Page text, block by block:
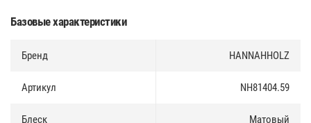
Плинтус имеет декоративное покрытие TOPLINE c 3D эффектом,
что делает тактильные ощущения близкие к натуральной
обеспечивают высокую эксплуатационную устойчивость
Базовые характеристики
Бренд HANNAHHOLZ
Артикул NH81404.59
Блеск Матовый